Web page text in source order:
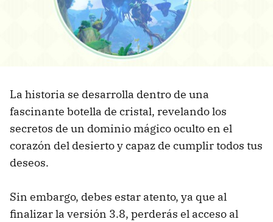
La historia se desarrolla dentro de una
fascinante botella de cristal, revelando los
secretos de un dominio mágico oculto en el
corazón del desierto y capaz de cumplir todos tus
deseos.
Sin embargo, debes estar atento, ya que al
finalizar la versión 3.8, perderás el acceso al